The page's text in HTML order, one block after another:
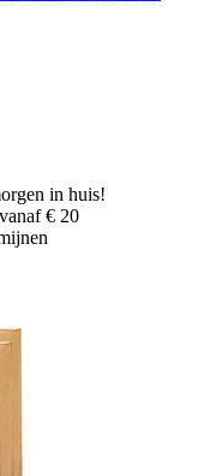
in huis!
€ 20